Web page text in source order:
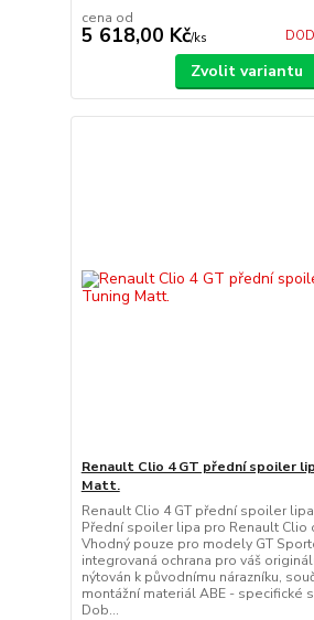
cena od
5 618,00 Kč/ks
Zvolit variantu
Renault Clio 4 GT přední spoiler
Matt.
Renault Clio 4 GT přední spoiler lipa
Přední spoiler lipa pro Renault Clio
Vhodný pouze pro modely GT
integrovaná ochrana pro váš
nýtován k původnímu nárazníku,
montážní materiál ABE - specifické
Dob...